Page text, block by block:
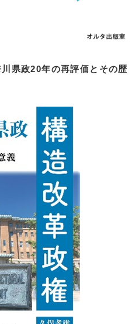
県政20年の再評価とその歴